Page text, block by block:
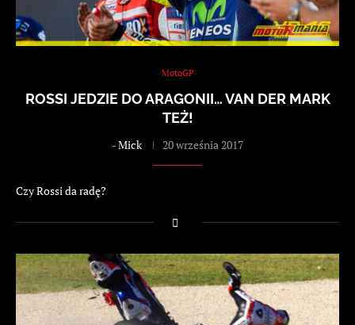
MotoGP
ROSSI JEDZIE DO ARAGONII… VAN DER MARK
TEŻ!
-Mick 20 września 2017
Czy Rossi da radę?